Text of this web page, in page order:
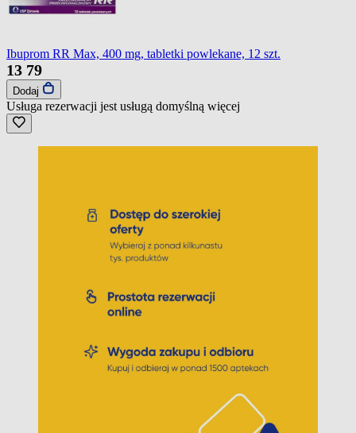
Ibuprom RR Max, 400 mg, tabletki powlekane, 12 szt.
13 79
Dodaj
Usługa rezerwacji jest usługą domyślną więcej